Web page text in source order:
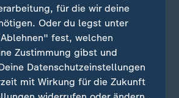
für die wir deine
Oder du legst unter
fest, welchen
Zustimmung gibst und
Datenschutzeinstellungen
mit Wirkung für die Zukunft